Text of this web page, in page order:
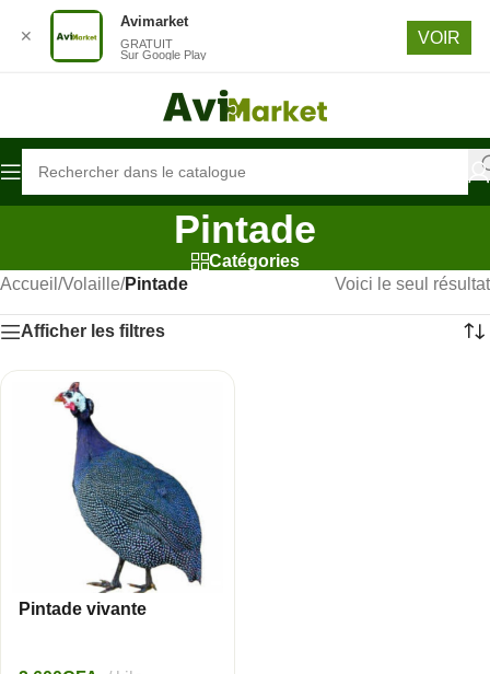
Passer à la navigation
Passer au contenu principal
Pintade
Catégories
Accueil /Volaille/Pintade Voici le seul résultat
Afficher les filtres
Pintade vivante
✕
Avimarket
GRATUIT
Sur Google Play
VOIR